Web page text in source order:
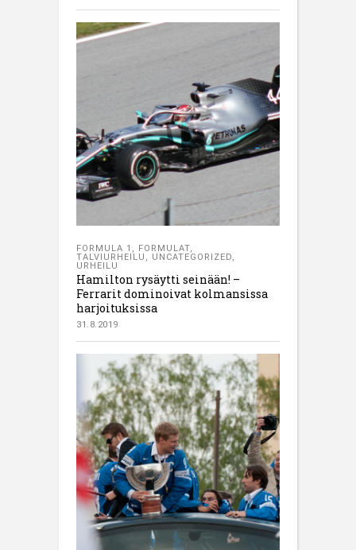
FORMULA 1 , FORMULAT,
TALVIURHEILU , UNCATEGORIZED,
URHEILU
Hamilton rysäytti seinään! –
Ferrarit dominoivat kolmansissa
harjoituksissa
31.8.2019